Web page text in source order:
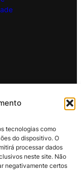
tecnologias como
do dispositivo. O
processar dados
neste site. Não
negativamente certos